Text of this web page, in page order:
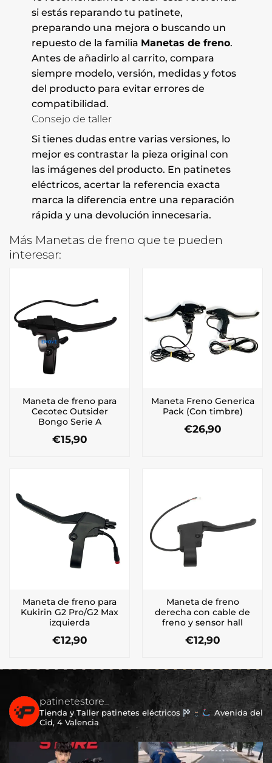
si estás reparando tu patinete,
preparando una mejora o buscando un
repuesto de la familia Manetas de freno.
Antes de añadirlo al carrito, compara
siempre modelo, versión, medidas y fotos
del producto para evitar errores de
compatibilidad.
Consejo de taller
Si tienes dudas entre varias versiones, lo
mejor es contrastar la pieza original con
las imágenes del producto. En patinetes
eléctricos, acertar la referencia exacta
marca la diferencia entre una reparación
rápida y una devolución innecesaria.
Más Manetas de freno que te pueden
interesar:
Maneta de freno para
Cecotec Outsider
Bongo Serie A
€15,90
Maneta Freno Generica
Pack (Con timbre)
€26,90
Maneta de freno para
Kukirin G2 Pro/G2 Max
izquierda
€12,90
Maneta de freno
derecha con cable de
freno y sensor hall
€12,90
patinetestore_
Tienda y Taller patinetes eléctricos
Avenida del
Cid, 4 Valencia